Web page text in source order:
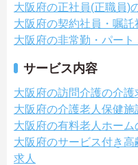
大阪府の正社員(正職員)
大阪府の契約社員・嘱託
大阪府の非常勤・パー
サービス内容
大阪府の訪問介護の介護
大阪府の介護老人保健施
大阪府の有料老人ホーム
大阪府のサービス付き
求人